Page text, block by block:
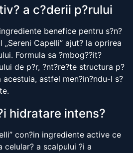
a c?derii p?rului
benefice pentru s?n?
Capelli” ajut? la oprirea
Formula sa ?mbog??it?
de p?r, ?nt?re?te structura p?
astfel men?in?ndu-l s?
hidratare intens?
con?in ingrediente active ce
celular? a scalpului ?i a